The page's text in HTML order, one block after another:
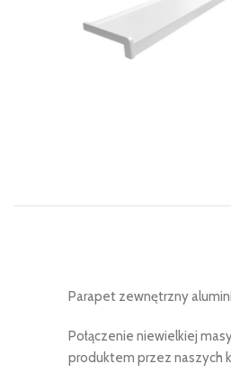
Parapet zewnętrzny
Połączenie niewielkiej
produktem przez naszych